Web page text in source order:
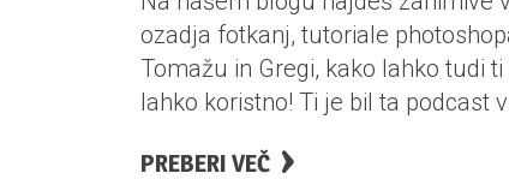
ozadja fotkanj, tutoriale
Tomažu in Gregi, kako lahko tudi
lahko koristno! Ti je bil ta podcast
PREBERI VEČ